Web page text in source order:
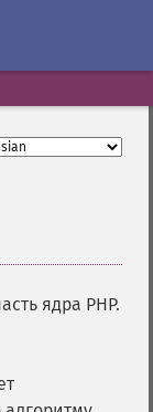
ядра PHP.